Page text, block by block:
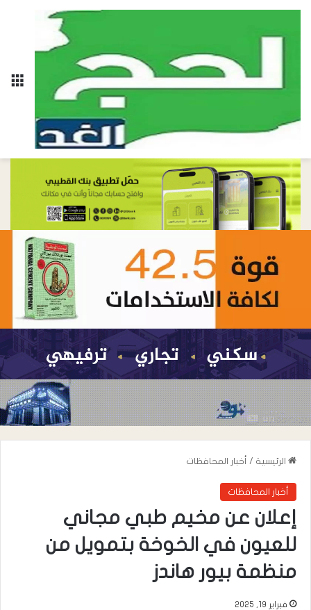
الرئيسية / أخبار المحافظات
أخبار المحافظات
إعلان عن مخيم طبي مجاني
للعيون في الخوخة بتمويل من
منظمة بيور هاندز
فبراير 19, 2025